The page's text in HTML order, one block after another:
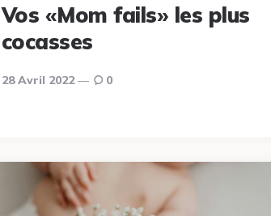
Vos «Mom fails» les plus
cocasses
28 Avril 2022 0